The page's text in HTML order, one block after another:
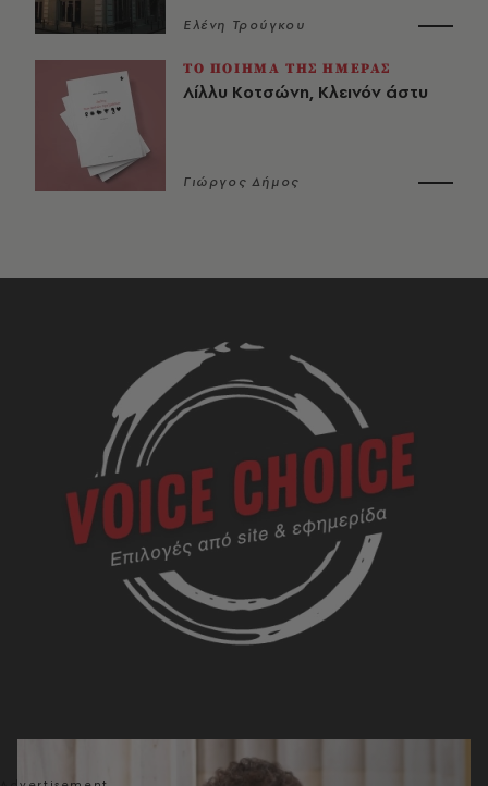
Ελένη Τρούγκου
ΤΟ ΠΟΙΗΜΑ ΤΗΣ ΗΜΕΡΑΣ
Λίλλυ Κοτσώνη, Κλεινόν άστυ
Γιώργος Δήμος